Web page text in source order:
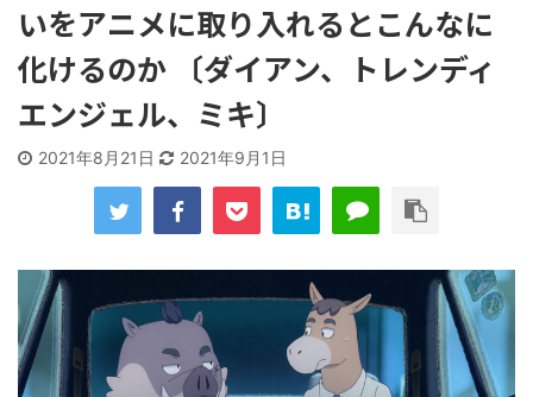
北原ももさんの挑発!!!
【画像】この女優さん、可愛すぎる
【遊戯王】いつ見ても覚醒だけ地属性との関連が意味不明だ
美少女図鑑AWARD2026グランプリ・榎本彩乃、グラビア披
【朗報】齋藤飛鳥、前屈みで完全に見えてる動画が拡散され
てしまう…
【画像】『プリズマ☆イリヤ』の新グッズ、流石に一線を越
えてしまう
北原ももさんの挑発!!!
【画像】顔100点、体30点の女ｗｗｗ
…背が高い娘
佐藤絢音ちゃん(11)が万バズ！！
「洋画に日本版主題歌は必要か?」論争
いをアニメに取り入れるとこんなに
化けるのか 〔ダイアン、トレンディ
エンジェル、ミキ〕
2021年8月21日 2021年9月1日